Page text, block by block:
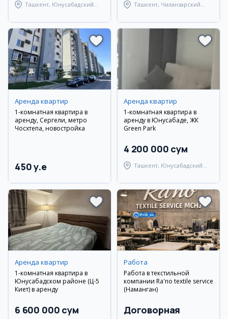
Ташкент, Юнусабадский
Ташкент, Чиланзарский
Аренда квартир
1-комнатная квартира в
аренду, Сергели, метро
Чосхтепа, новостройка
450 y.e
Аренда квартир
1-комнатная квартира в
аренду в Юнусабаде, ЖК
Green Park
4 200 000 сум
Ташкент, Юнусабадский
Аренда квартир
1-комнатная квартира в
Юнусабадском районе (Ц-5
Киет) в аренду
6 600 000 сум
Работа
Работа в текстильной
компании Ra'no textile service
(Наманган)
Договорная